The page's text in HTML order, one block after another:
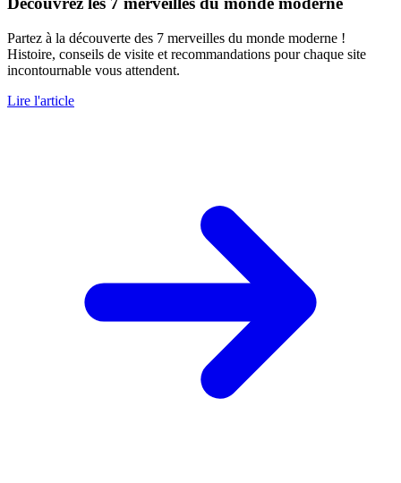
Partez à la découverte des 7 merveilles du monde moderne !
Histoire, conseils de visite et recommandations pour chaque site
incontournable vous attendent.
Lire l'article